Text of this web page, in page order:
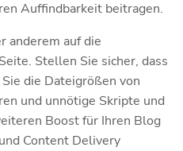
Auffindbarkeit beitragen.
anderem auf die
Stellen Sie sicher, dass
die Dateigrößen von
und unnötige Skripte und
Boost für Ihren Blog
Content Delivery